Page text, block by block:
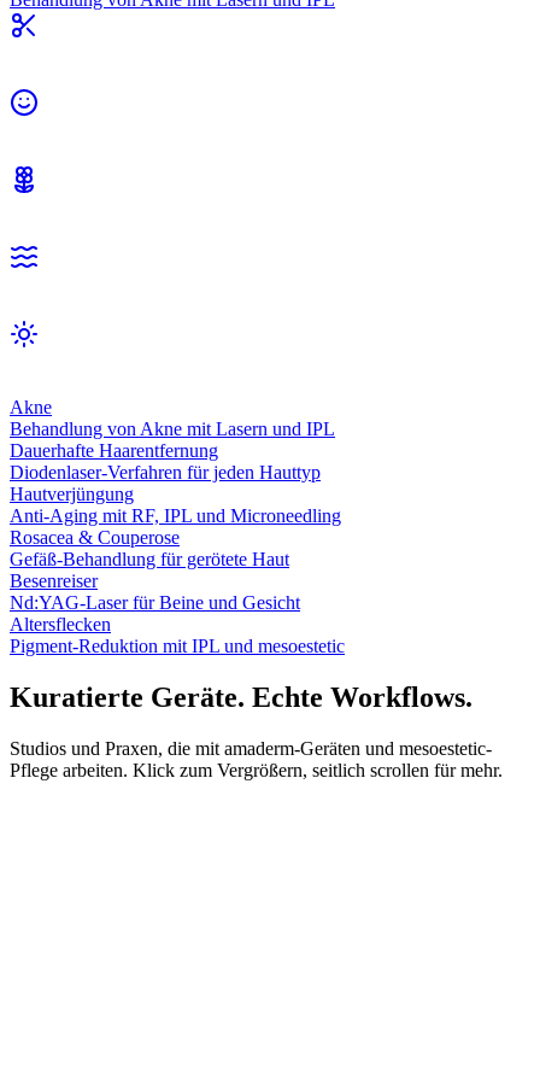
Akne
Behandlung von Akne mit Lasern und IPL
Dauerhafte Haarentfernung
Diodenlaser-Verfahren für jeden Hauttyp
Hautverjüngung
Anti-Aging mit RF, IPL und Microneedling
Rosacea & Couperose
Gefäß-Behandlung für gerötete Haut
Besenreiser
Nd:YAG-Laser für Beine und Gesicht
Altersflecken
Pigment-Reduktion mit IPL und mesoestetic
Kuratierte Geräte. Echte Workflows.
Studios und Praxen, die mit amaderm-Geräten und mesoestetic-
Pflege arbeiten. Klick zum Vergrößern, seitlich scrollen für mehr.